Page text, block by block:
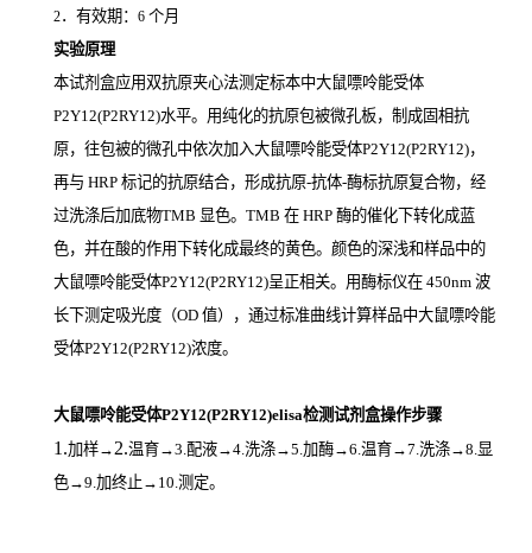
2．有效期： 6 个月
实验原理
本试剂盒应用双抗原夹心法测定标本中大鼠嘌呤能受体
P2Y12(P2RY12)水平。用纯化的抗原包被微孔板，制成固相抗
原，往包被的微孔中依次加入大鼠嘌呤能受体P2Y12(P2RY12)，
再与 HRP 标记的抗原结合，形成抗原-抗体-酶标抗原复合物，经
过洗涤后加底物TMB 显色。 TMB 在 HRP 酶的催化下转化成蓝
色，并在酸的作用下转化成最终的黄色。颜色的深浅和样品中的
大鼠嘌呤能受体P2Y12(P2RY12)呈正相关。用酶标仪在 450nm 波
长下测定吸光度（OD 值），通过标准曲线计算样品中大鼠嘌呤能
受体P2Y12(P2RY12)浓度。
大鼠嘌呤能受体P2Y12(P2RY12)elisa检测试剂盒操作步骤
1.加样→ 2.温育→3.配液→4.洗涤→5.加酶→6.温育→7.洗涤→8.显
色→9.加终止→10.测定。